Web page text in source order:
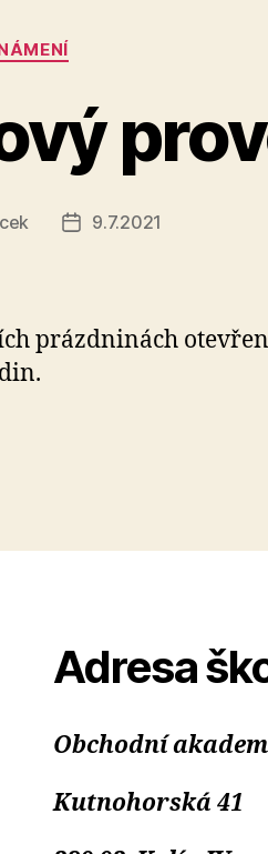
Rubriky
Datum
9.7.2021
prázdninách
Adresa
Obchodní
Kutnohorská 41